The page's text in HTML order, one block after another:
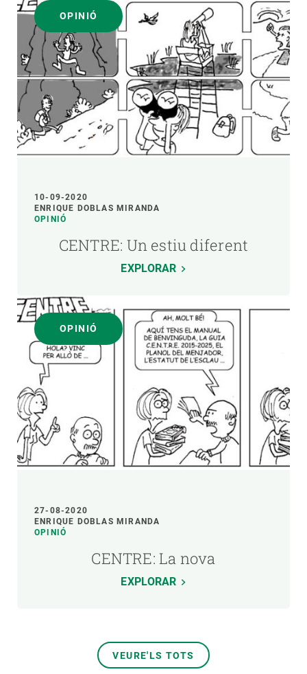
OPINIÓ
10-09-2020
ENRIQUE DOBLAS MIRANDA
OPINIÓ
CENTRE: Un estiu diferent
EXPLORAR
OPINIÓ
27-08-2020
ENRIQUE DOBLAS MIRANDA
OPINIÓ
CENTRE: La nova
EXPLORAR
VEURE'LS TOTS